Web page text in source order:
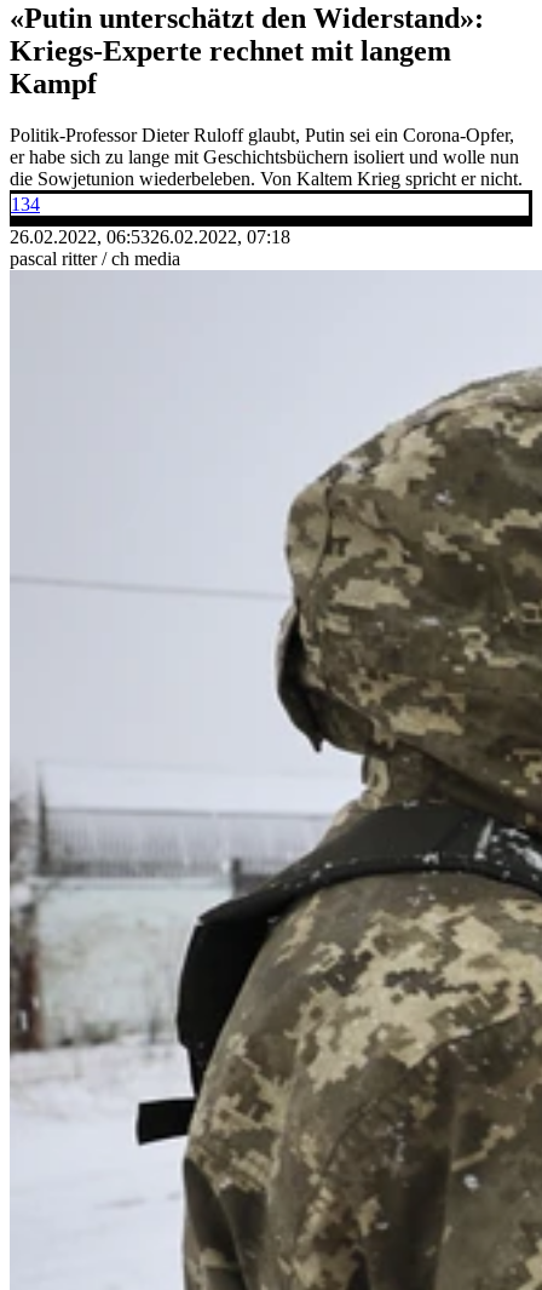
«Putin unterschätzt den Widerstand»:
Kriegs-Experte rechnet mit langem
Kampf
Politik-Professor Dieter Ruloff glaubt, Putin sei ein Corona-Opfer,
er habe sich zu lange mit Geschichtsbüchern isoliert und wolle nun
die Sowjetunion wiederbeleben. Von Kaltem Krieg spricht er nicht.
134
26.02.2022, 06:5326.02.2022, 07:18
pascal ritter / ch media